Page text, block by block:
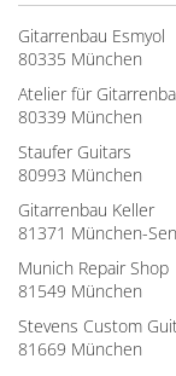
Gitarrenbau Esmyol
80335 München
Atelier für
80339 München
Staufer Guitars
80993 München
Gitarrenbau Keller
81371 München-
Munich Repair Shop
81549 München
Stevens Custom
81669 München